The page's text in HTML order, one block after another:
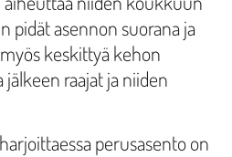
pidät asennon suorana ja
keskittyä kehon
raajat ja niiden
perusasento on